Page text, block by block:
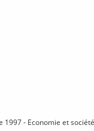
1997 - Economie et